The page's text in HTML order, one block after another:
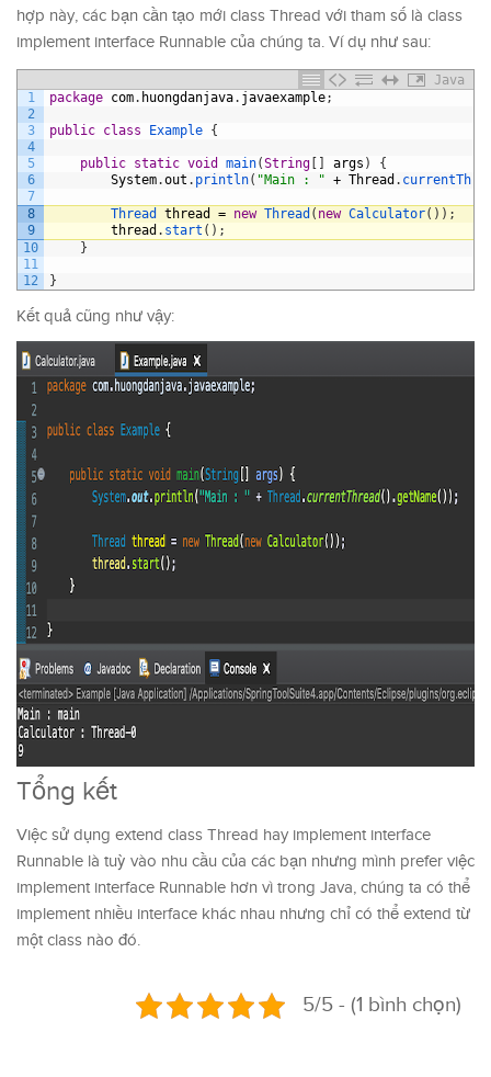
hợp này, các bạn cần tạo mới class Thread với tham số là class
implement interface Runnable của chúng ta. Ví dụ như sau:
Java
1
2
3
4
5
6
7
8
9
10
11
12
package com. huongdanjava. javaexample;
public class Example {
public static void main(String [ ] args )
{
System.out . println( "Main : " + Thread .
Thread thread = new Thread ( new Calculator( ) ) ;
thread . start ( ) ;
}
}
Kết quả cũng như vậy:
Tổng kết
Việc sử dụng extend class Thread hay implement interface
Runnable là tuỳ vào nhu cầu của các bạn nhưng mình prefer việc
implement interface Runnable hơn vì trong Java, chúng ta có thể
implement nhiều interface khác nhau nhưng chỉ có thể extend từ
một class nào đó.
5/5 - (1 bình chọn)